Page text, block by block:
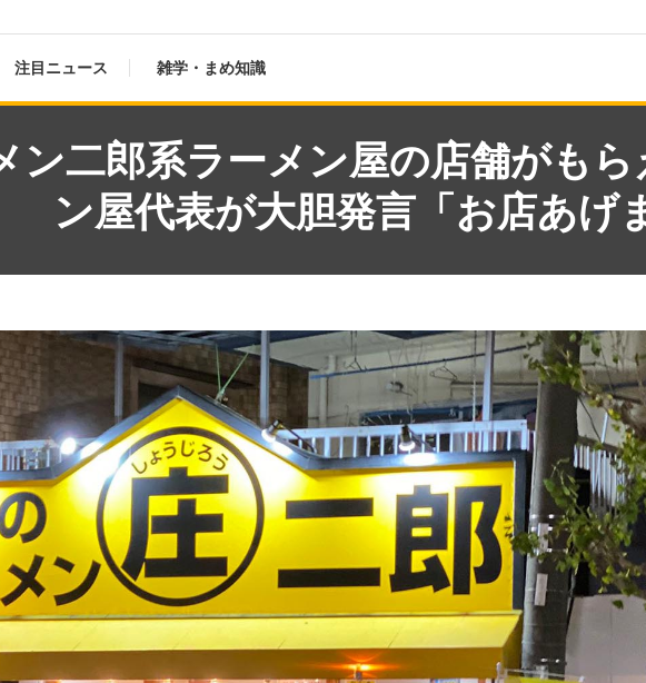
注目ニュース 雑学・まめ知識
ン二郎系ラーメン屋の店舗がも
ン屋代表が大胆発言「お店あげ